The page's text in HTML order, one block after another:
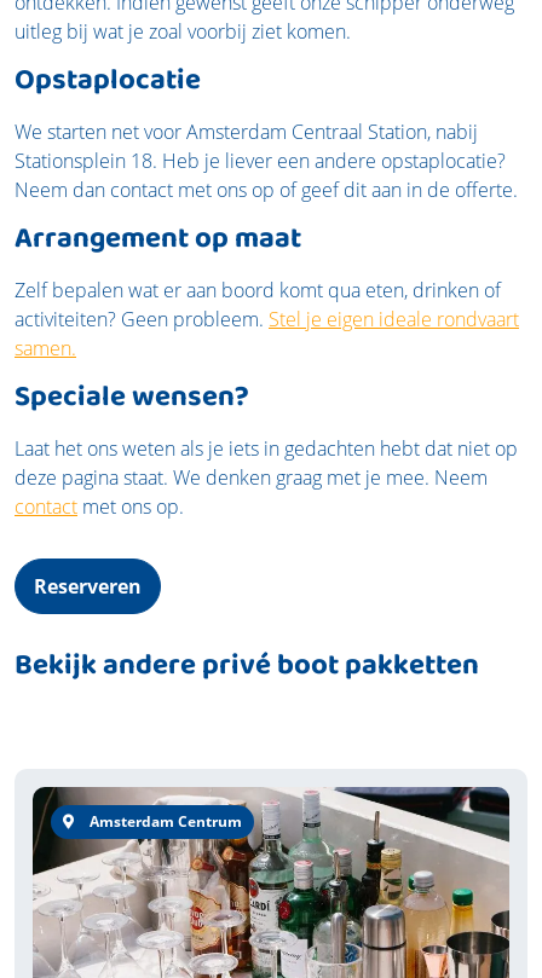
uitleg bij wat je zoal voorbij ziet komen.
Opstaplocatie
We starten net voor Amsterdam Centraal Station, nabij
Stationsplein 18. Heb je liever een andere opstaplocatie?
Neem dan contact met ons op of geef dit aan in de offerte.
Arrangement op maat
Zelf bepalen wat er aan boord komt qua eten, drinken of
activiteiten? Geen probleem. Stel je eigen ideale rondvaart
samen.
Speciale wensen?
Laat het ons weten als je iets in gedachten hebt dat niet op
deze pagina staat. We denken graag met je mee. Neem
contact met ons op.
Reserveren
Bekijk andere privé boot pakketten
Amsterdam Centrum